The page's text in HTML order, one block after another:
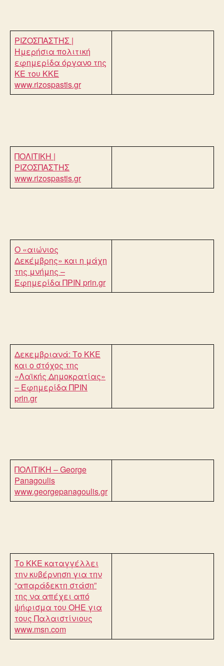
ΡΙΖΟΣΠΑΣΤΗΣ |
Ημερήσια πολιτική
εφημερίδα όργανο της
ΚΕ του ΚΚΕ
www.rizospastis.gr
ΠΟΛΙΤΙΚΗ |
ΡΙΖΟΣΠΑΣΤΗΣ
www.rizospastis.gr
Ο «αιώνιος
Δεκέμβρης» και η μάχη
της μνήμης –
Εφημερίδα ΠΡΙΝ prin.gr
Δεκεμβριανά: Το ΚΚΕ
και ο στόχος της
«Λαϊκής Δημοκρατίας»
– Εφημερίδα ΠΡΙΝ
prin.gr
ΠΟΛΙΤΙΚΗ – George
Panagoulis
www.georgepanagoulis.gr
Το ΚΚΕ καταγγέλλει
την κυβέρνηση για την
“απαράδεκτη στάση”
της να απέχει από
ψήφισμα του ΟΗΕ για
τους Παλαιστίνιους
www.msn.com